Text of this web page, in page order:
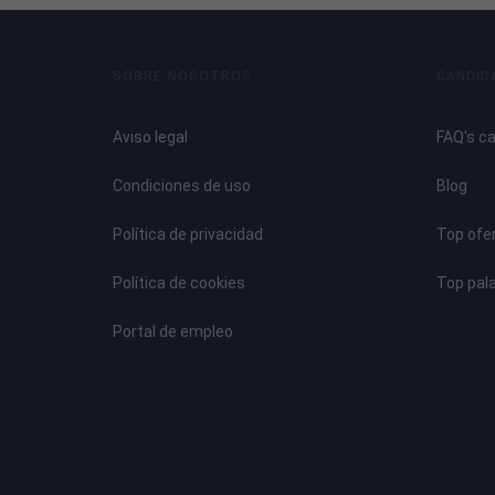
Tipos de carrocería.
Identificación de los materiales.
Instalaciones necesarias.
Aviso legal
Condiciones de uso
Política de privacidad
Política de cookies
Portal de empleo
FAQ's
Blog
Top
Top